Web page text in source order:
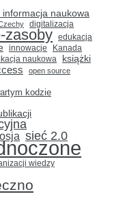
naukowa
digitalizacja
zasoby edukacja
innowacje
Kanada
naukowa książki
open source
kodzie
sieć 2.0
wiedzy